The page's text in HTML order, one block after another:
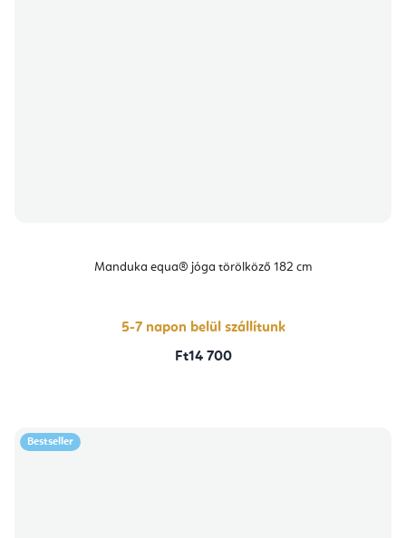
Manduka equa® jóga törölköző 182 cm
5-7 napon belül szállítunk
Ft14 700
Bestseller